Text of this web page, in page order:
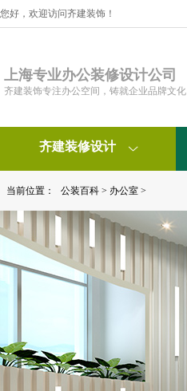
您好，欢迎访问齐建装饰！
上海专业办公装修设计公司
齐建装饰专注办公空间，铸就企业品牌文化
齐建装修设计 
当前位置： 公装百科 > 办公室 >